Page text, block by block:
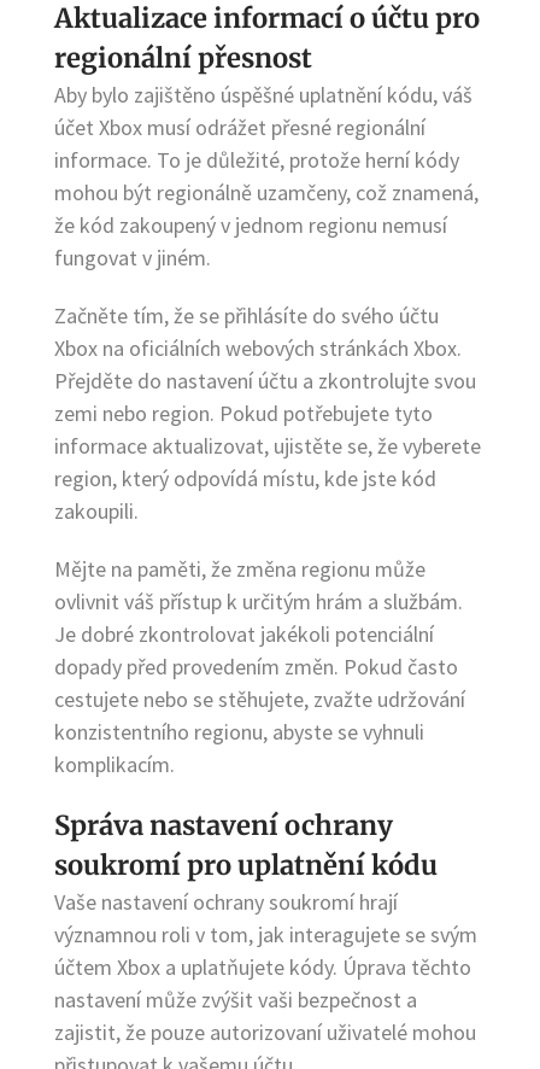
Aktualizace informací o účtu pro
regionální přesnost
Aby bylo zajištěno úspěšné uplatnění kódu, váš
účet Xbox musí odrážet přesné regionální
informace. To je důležité, protože herní kódy
mohou být regionálně uzamčeny, což znamená,
že kód zakoupený v jednom regionu nemusí
fungovat v jiném.
Začněte tím, že se přihlásíte do svého účtu
Xbox na oficiálních webových stránkách Xbox.
Přejděte do nastavení účtu a zkontrolujte svou
zemi nebo region. Pokud potřebujete tyto
informace aktualizovat, ujistěte se, že vyberete
region, který odpovídá místu, kde jste kód
zakoupili.
Mějte na paměti, že změna regionu může
ovlivnit váš přístup k určitým hrám a službám.
Je dobré zkontrolovat jakékoli potenciální
dopady před provedením změn. Pokud často
cestujete nebo se stěhujete, zvažte udržování
konzistentního regionu, abyste se vyhnuli
komplikacím.
Správa nastavení ochrany
soukromí pro uplatnění kódu
Vaše nastavení ochrany soukromí hrají
významnou roli v tom, jak interagujete se svým
účtem Xbox a uplatňujete kódy. Úprava těchto
nastavení může zvýšit vaši bezpečnost a
zajistit, že pouze autorizovaní uživatelé mohou